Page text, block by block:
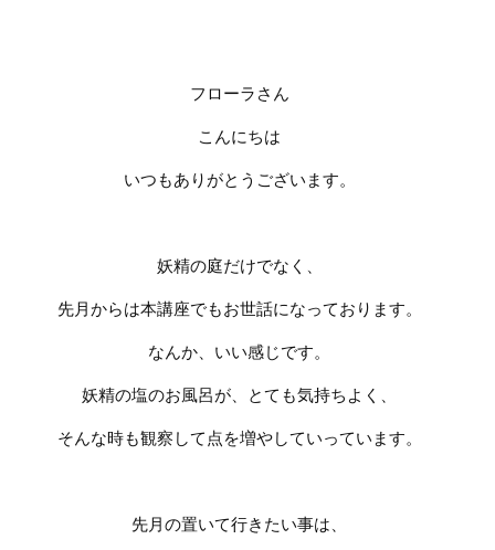
フローラさん
こんにちは
いつもありがとうございます。
妖精の庭だけでなく、
先月からは本講座でもお世話になっております。
なんか、いい感じです。
妖精の塩のお風呂が、とても気持ちよく、
そんな時も観察して点を増やしていっています。
先月の置いて行きたい事は、